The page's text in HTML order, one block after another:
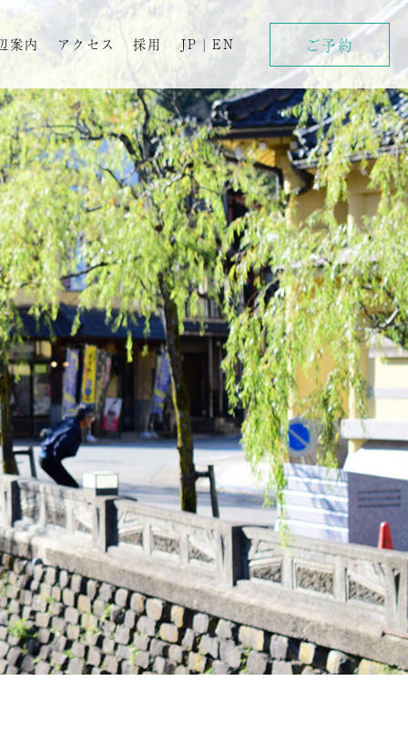
案内 アクセス 採用 JP | EN ご予約